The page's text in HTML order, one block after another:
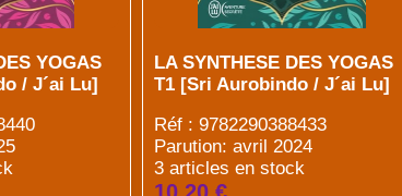
YOGAS
/ J´ai Lu]
LA SYNTHESE DES YOGAS
T1 [Sri Aurobindo / J´ai Lu]
Réf : 9782290388433
Parution: avril 2024
3 articles en stock